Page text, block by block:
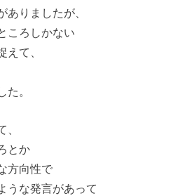
ありましたが、
ころしかない
えて、
た。
、
とか
方向性で
うな発言があって